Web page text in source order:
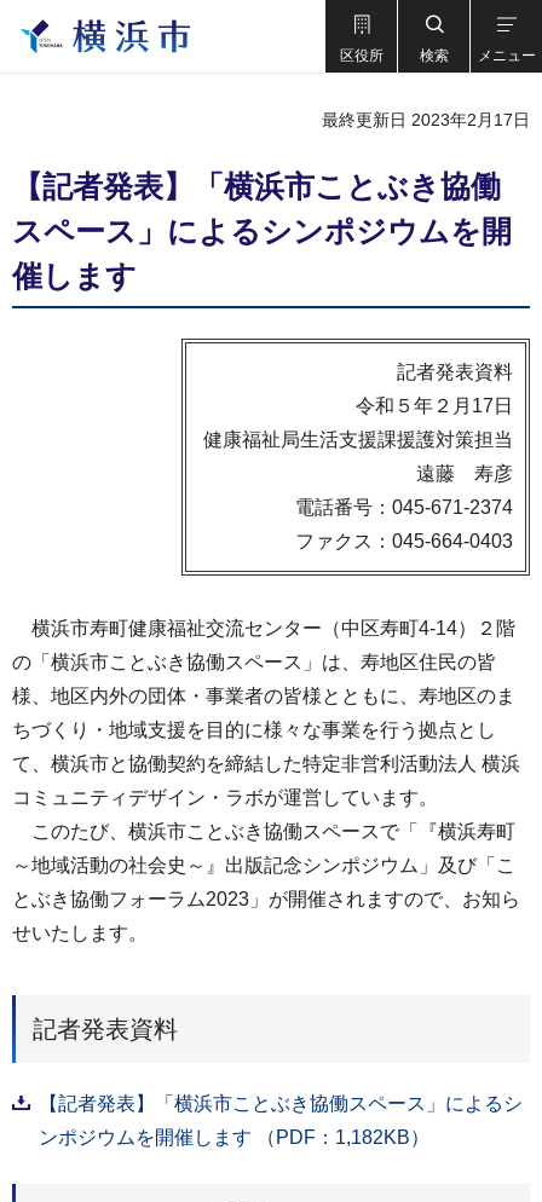
区役所 検索 メニュー
最終更新日 2023年2月17日
【記者発表】「横浜市ことぶき協働
スペース」によるシンポジウムを開
催します
記者発表資料
令和５年２月17日
健康福祉局生活支援課援護対策担当
遠藤 寿彦
電話番号：045-671-2374
ファクス：045-664-0403
横浜市寿町健康福祉交流センター（中区寿町4-14）２階
の「横浜市ことぶき協働スペース」は、寿地区住民の皆
様、地区内外の団体・事業者の皆様とともに、寿地区のま
ちづくり・地域支援を目的に様々な事業を行う拠点とし
て、横浜市と協働契約を締結した特定非営利活動法人 横浜
コミュニティデザイン・ラボが運営しています。
このたび、横浜市ことぶき協働スペースで「『横浜寿町
～地域活動の社会史～』出版記念シンポジウム」及び「こ
とぶき協働フォーラム2023」が開催されますので、お知ら
せいたします。
記者発表資料
【記者発表】「横浜市ことぶき協働スペース」によるシ
ンポジウムを開催します （PDF：1,182KB）